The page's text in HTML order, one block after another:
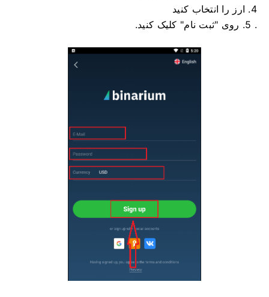
4. ارز را انتخاب کنید
. 5. روی "ثبت نام" کلیک کنید.